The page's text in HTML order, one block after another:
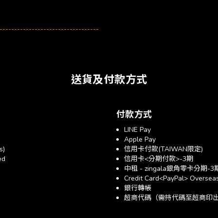
送貨及付款方式
付款方式
LINE Pay
Apple Pay
信用卡付款(TAIWAN限定)
信用卡<分期付款>-3期
中租 - zingala銀角零卡分期-3
Credit Card<PayPal>
銀行轉帳
超商代碼（需持代碼至超商印